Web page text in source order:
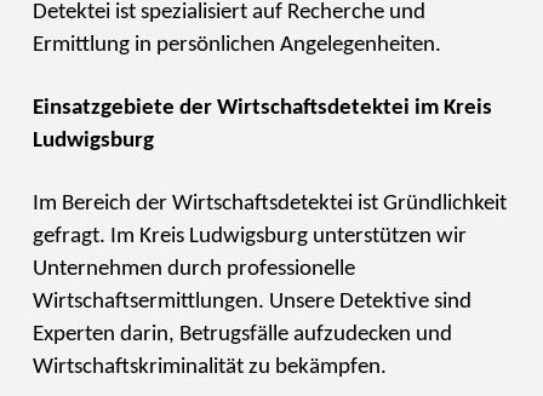
Detektei ist spezialisiert auf Recherche und
Ermittlung in persönlichen Angelegenheiten.
Einsatzgebiete der Wirtschaftsdetektei im Kreis
Ludwigsburg
Im Bereich der Wirtschaftsdetektei ist Gründlichkeit
gefragt. Im Kreis Ludwigsburg unterstützen wir
Unternehmen durch professionelle
Wirtschaftsermittlungen. Unsere Detektive sind
Experten darin, Betrugsfälle aufzudecken und
Wirtschaftskriminalität zu bekämpfen.